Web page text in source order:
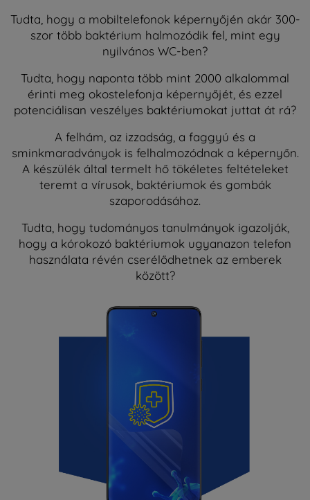
Tudta, hogy a mobiltelefonok képernyőjén akár 300-
szor több baktérium halmozódik fel, mint egy
nyilvános WC-ben?
Tudta, hogy naponta több mint 2000 alkalommal
érinti meg okostelefonja képernyőjét, és ezzel
potenciálisan veszélyes baktériumokat juttat át rá?
A felhám, az izzadság, a faggyú és a
sminkmaradványok is felhalmozódnak a képernyőn.
A készülék által termelt hő tökéletes feltételeket
teremt a vírusok, baktériumok és gombák
szaporodásához.
Tudta, hogy tudományos tanulmányok igazolják,
hogy a kórokozó baktériumok ugyanazon telefon
használata révén cserélődhetnek az emberek
között?